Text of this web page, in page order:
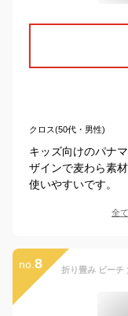
クロス(50代・男性)
キッズ向けのパナ
ザインで麦わら素
使いやすいです。
全
no. 8